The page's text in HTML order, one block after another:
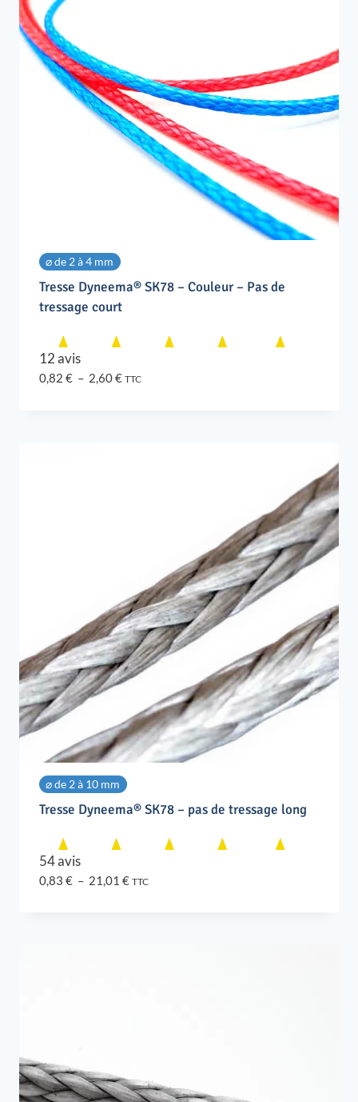
⌀ de 2 à 4 mm
Tresse Dyneema® SK78 – Couleur – Pas de
tressage court
12 avis
0,82 € – 2,60€Plage
TTC
⌀ de 2 à 10 mm
Tresse Dyneema® SK78 – pas de tressage long
54 avis
0,83 € – 21,01 €Plage
TTC